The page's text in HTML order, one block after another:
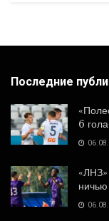
Последние
6
ничью